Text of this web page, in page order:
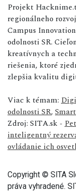
Projekt
regionálneho
Campus
odolnosti SR.
kreatívnych a
riešenia, ktoré
zlepšia kvalitu
Viac k témam:
odolnosti SR, Smart
Zdroj: SITA.sk -
inteligentný
ovládanie ich
Copyright © SITA
práva vyhradené.